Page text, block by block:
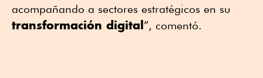
acompañando a sectores estratégicos en su
transformación digital ”, comentó.